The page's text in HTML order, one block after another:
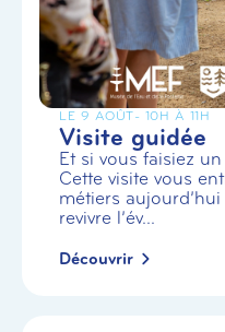
LE 9 AOÛT- 10H À 11H
Visite guidée
Et si vous faisiez
Cette visite vous
métiers
revivre l’év...
Découvrir